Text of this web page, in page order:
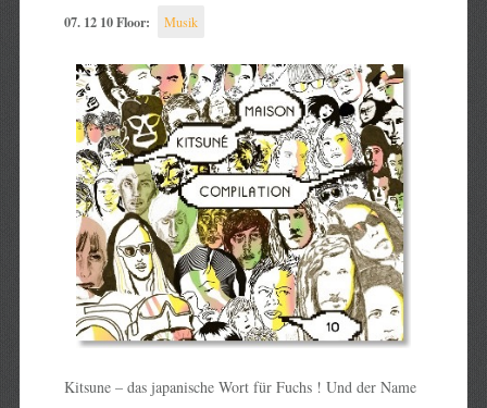
07. 12 10 Floor: Musik
Kitsune – das japanische Wort für Fuchs ! Und der Name